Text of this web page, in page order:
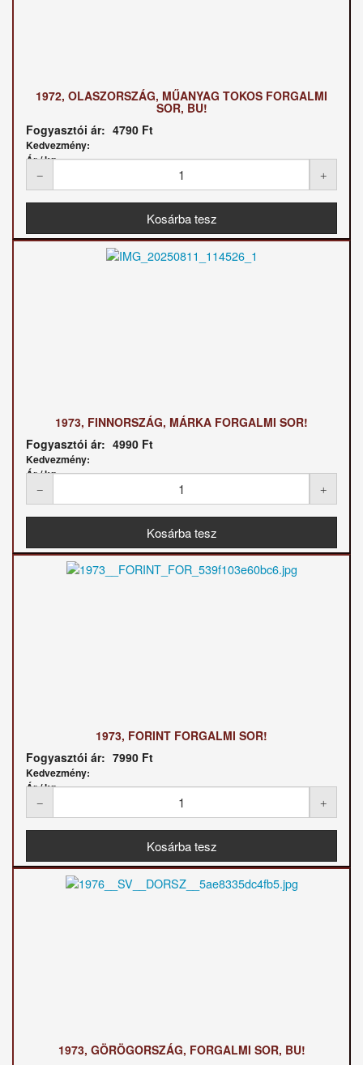
1972, OLASZORSZÁG, MŰANYAG TOKOS FORGALMI
SOR, BU!
Fogyasztói ár: 4790 Ft
Kedvezmény:
Ár / kg:
1973, FINNORSZÁG, MÁRKA FORGALMI SOR!
Fogyasztói ár: 4990 Ft
Kedvezmény:
Ár / kg:
1973, FORINT FORGALMI SOR!
Fogyasztói ár: 7990 Ft
Kedvezmény:
Ár / kg:
1973, GÖRÖGORSZÁG, FORGALMI SOR, BU!